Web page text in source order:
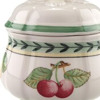
премиум фарфор